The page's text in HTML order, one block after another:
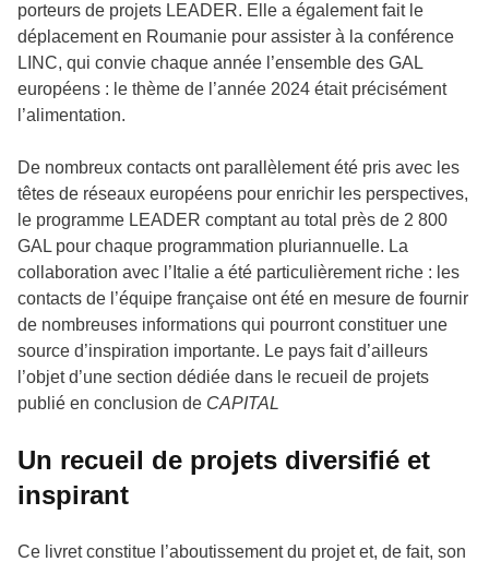
porteurs de projets LEADER. Elle a également fait le
déplacement en Roumanie pour assister à la conférence
LINC, qui convie chaque année l’ensemble des GAL
européens : le thème de l’année 2024 était précisément
l’alimentation.
De nombreux contacts ont parallèlement été pris avec les
têtes de réseaux européens pour enrichir les perspectives,
le programme LEADER comptant au total près de 2 800
GAL pour chaque programmation pluriannuelle. La
collaboration avec l’Italie a été particulièrement riche : les
contacts de l’équipe française ont été en mesure de fournir
de nombreuses informations qui pourront constituer une
source d’inspiration importante. Le pays fait d’ailleurs
l’objet d’une section dédiée dans le recueil de projets
publié en conclusion de CAPITAL
Un recueil de projets diversifié et
inspirant
Ce livret constitue l’aboutissement du projet et, de fait, son